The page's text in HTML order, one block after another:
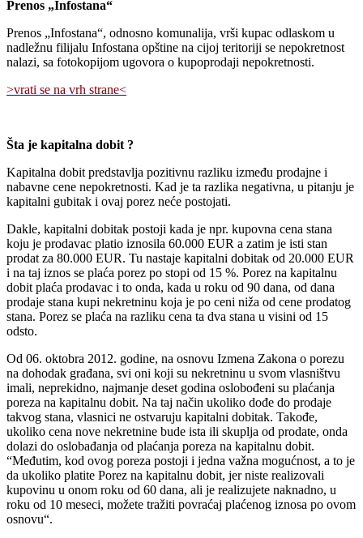
Prenos „Infostana“
Prenos „Infostana“, odnosno komunalija, vrši kupac odlaskom u
nadležnu filijalu Infostana opštine na cijoj teritoriji se nepokretnost
nalazi, sa fotokopijom ugovora o kupoprodaji nepokretnosti.
>vrati se na vrh strane<
Šta je kapitalna dobit ?
Kapitalna dobit predstavlja pozitivnu razliku između prodajne i
nabavne cene nepokretnosti. Kad je ta razlika negativna, u pitanju je
kapitalni gubitak i ovaj porez neće postojati.
Dakle, kapitalni dobitak postoji kada je npr. kupovna cena stana
koju je prodavac platio iznosila 60.000 EUR a zatim je isti stan
prodat za 80.000 EUR. Tu nastaje kapitalni dobitak od 20.000 EUR
i na taj iznos se plaća porez po stopi od 15 %. Porez na kapitalnu
dobit plaća prodavac i to onda, kada u roku od 90 dana, od dana
prodaje stana kupi nekretninu koja je po ceni niža od cene prodatog
stana. Porez se plaća na razliku cena ta dva stana u visini od 15
odsto.
Od 06. oktobra 2012. godine, na osnovu Izmena Zakona o porezu
na dohodak građana, svi oni koji su nekretninu u svom vlasništvu
imali, neprekidno, najmanje deset godina oslobođeni su plaćanja
poreza na kapitalnu dobit. Na taj način ukoliko dođe do prodaje
takvog stana, vlasnici ne ostvaruju kapitalni dobitak. Takođe,
ukoliko cena nove nekretnine bude ista ili skuplja od prodate, onda
dolazi do oslobađanja od plaćanja poreza na kapitalnu dobit.
“Međutim, kod ovog poreza postoji i jedna važna mogućnost, a to je
da ukoliko platite Porez na kapitalnu dobit, jer niste realizovali
kupovinu u onom roku od 60 dana, ali je realizujete naknadno, u
roku od 10 meseci, možete tražiti povraćaj plaćenog iznosa po ovom
osnovu“.